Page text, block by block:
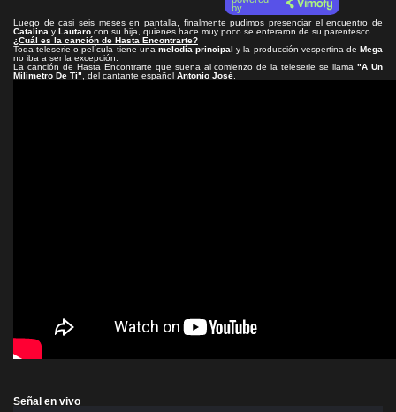
by
Luego de casi seis meses en pantalla, finalmente pudimos presenciar el encuentro de
Catalina y Lautaro con su hija, quienes hace muy poco se enteraron de su parentesco.
¿Cuál es la canción de Hasta Encontrarte?
Toda teleserie o película tiene una melodía principal y la producción vespertina de Mega
no iba a ser la excepción.
La canción de Hasta Encontrarte que suena al comienzo de la teleserie se llama"A Un
Milímetro De Ti" , del cantante español Antonio José
Señal en vivo